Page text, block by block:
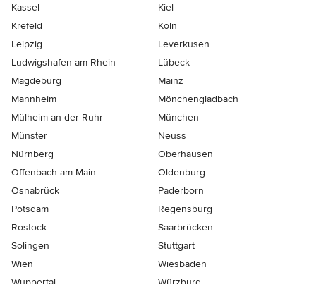
Kassel
Kiel
Krefeld
Köln
Leipzig
Leverkusen
Ludwigshafen-am-Rhein
Lübeck
Magdeburg
Mainz
Mannheim
Mönchen­gladbach
Mülheim-an-der-Ruhr
München
Münster
Neuss
Nürnberg
Oberhausen
Offenbach-am-Main
Oldenburg
Osnabrück
Paderborn
Potsdam
Regensburg
Rostock
Saarbrücken
Solingen
Stuttgart
Wien
Wiesbaden